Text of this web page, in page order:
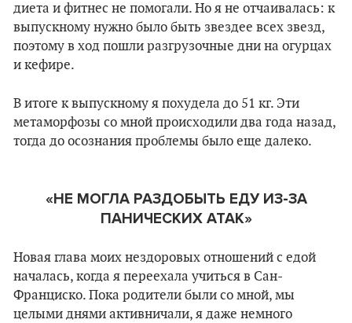
диета и фитнес не помогали. Но я не отчаивалась: к
выпускному нужно было быть звездее всех звезд,
поэтому в ход пошли разгрузочные дни на огурцах
и кефире.
В итоге к выпускному я похудела до 51 кг. Эти
метаморфозы со мной происходили два года назад,
тогда до осознания проблемы было еще далеко.
«НЕ МОГЛА РАЗДОБЫТЬ ЕДУ ИЗ-ЗА
ПАНИЧЕСКИХ АТАК»
Новая глава моих нездоровых отношений с едой
началась, когда я переехала учиться в Сан-
Франциско. Пока родители были со мной, мы
целыми днями активничали, я даже немного